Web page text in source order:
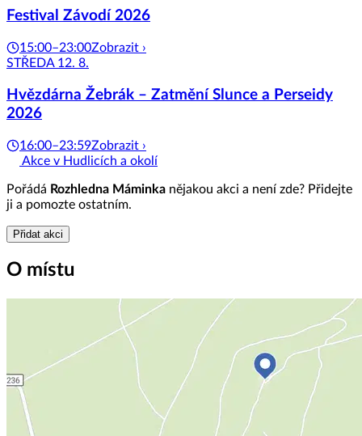
Festival Závodí 2026
15:00–23:00Zobrazit ›
STŘEDA 12. 8.
Hvězdárna Žebrák – Zatmění Slunce a Perseidy
2026
16:00–23:59Zobrazit ›
Akce v Hudlicích a okolí
Pořádá Rozhledna Máminka nějakou akci a není zde? Přidejte
ji a pomozte ostatním.
Přidat akci
O místu